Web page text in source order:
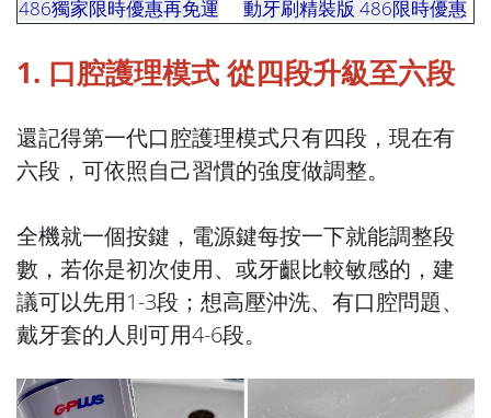
486獨家限時優惠再免運 動牙刷精裝版 486限時優惠
1. 口腔護理模式 從四段升級至六段
還記得第一代口腔護理模式只有四段，現在有
六段，可依照自己習慣的強度做調整。
全機就一個按鍵，電源鍵每按一下就能調整段
數，若你是初次使用、或牙齦比較敏感的，建
議可以先用1-3段；想高壓沖洗、有口腔問題、
戴牙套的人則可用4-6段。